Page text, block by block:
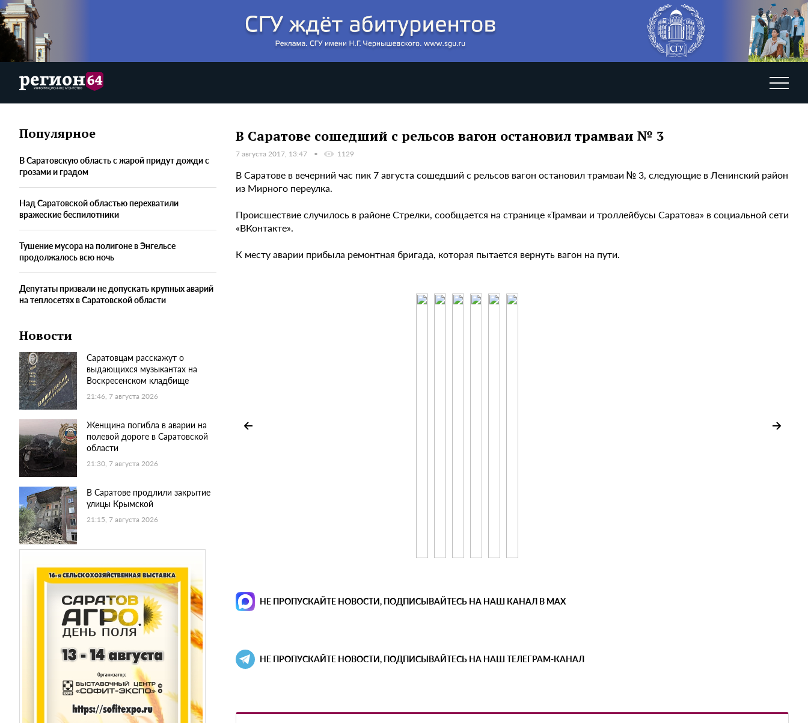
Популярное
В Саратовскую область с жарой придут дожди с
грозами и градом
Над Саратовской областью перехватили
вражеские беспилотники
Тушение мусора на полигоне в Энгельсе
продолжалось всю ночь
Депутаты призвали не допускать крупных аварий
на теплосетях в Саратовской области
Новости
Саратовцам расскажут о
выдающихся музыкантах на
Воскресенском кладбище
21:46, 7 августа 2026
Женщина погибла в аварии на
полевой дороге в Саратовской
области
21:30, 7 августа 2026
В Саратове продлили закрытие
улицы Крымской
21:15, 7 августа 2026
В Саратове сошедший с рельсов вагон остановил трамваи № 3
7 августа 2017, 13:47 1129
В Саратове в вечерний час пик 7 августа сошедший с рельсов вагон остановил трамваи № 3, следующие в Ленинский район
из Мирного переулка.
Происшествие случилось в районе Стрелки, сообщается на странице «Трамваи и троллейбусы Саратова» в социальной сети
«ВКонтакте».
К месту аварии прибыла ремонтная бригада, которая пытается вернуть вагон на пути.
НЕ ПРОПУСКАЙТЕ НОВОСТИ, ПОДПИСЫВАЙТЕСЬ НА НАШ КАНАЛ В MAX
НЕ ПРОПУСКАЙТЕ НОВОСТИ, ПОДПИСЫВАЙТЕСЬ НА НАШ ТЕЛЕГРАМ-КАНАЛ